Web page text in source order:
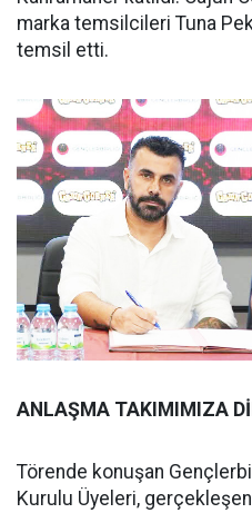
marka temsilcileri Tuna
temsil etti.
ANLAŞMA TAKIMIMIZA
Törende konuşan
Kurulu Üyeleri,